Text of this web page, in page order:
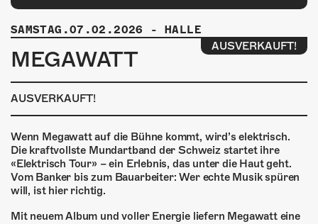
SHOP
MITMACHEN
SAMSTAG.07.02.2026 - HALLE
MEGAWATT AUSVERKAUFT!
AUSVERKAUFT!
Wenn Megawatt auf die Bühne kommt, wird’s elektrisch.
Die kraftvollste Mundartband der Schweiz startet ihre
«Elektrisch Tour» – ein Erlebnis, das unter die Haut geht.
Vom Banker bis zum Bauarbeiter: Wer echte Musik spüren
will, ist hier richtig.
Mit neuem Album und voller Energie liefern Megawatt eine